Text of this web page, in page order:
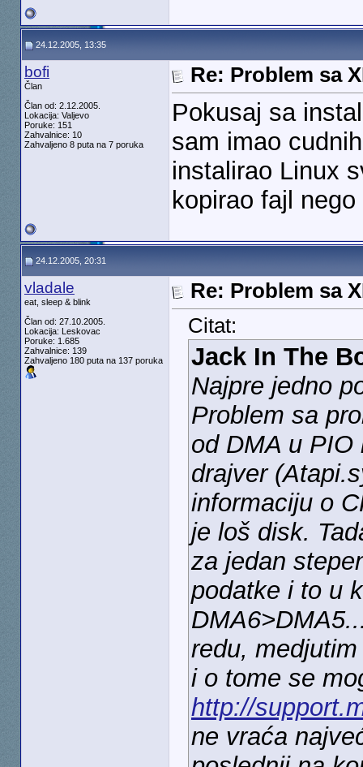
24.12.2005, 13:35
bofi
Član
Član od: 2.12.2005.
Lokacija: Valjevo
Poruke: 151
Zahvalnice: 10
Zahvaljeno 8 puta na 7 poruka
Re: Problem sa
Pokusaj sa
sam imao
instalirao Linux
kopirao fajl
24.12.2005, 20:31
vladale
eat, sleep & blink
Član od: 27.10.2005.
Lokacija: Leskovac
Poruke: 1.685
Zahvalnice: 139
Zahvaljeno 180 puta na 137 poruka
Re: Problem sa
Citat:
Jack In The
Najpre jedno
Problem sa
od DMA u PIO
drajver
informaciju o
je loš disk.
za jedan
podatke i to u
redu,
i o tome se
http://
ne vraća